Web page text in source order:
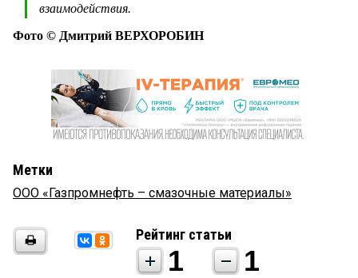
взаимодействия.
Фото © Дмитрий ВЕРХОРОБИН
Метки
ООО «Газпромнефть – смазочные материалы»
Рейтинг статьи
1 1